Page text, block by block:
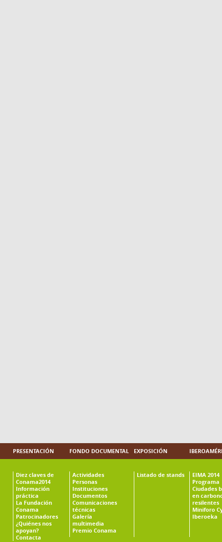
PRESENTACIÓN
Diez claves de
Conama2014
Información
práctica
La Fundación
Conama
Patrocinadores
¿Quiénes nos
apoyan?
Contacta
FONDO DOCUMENTAL
Actividades
Personas
Instituciones
Documentos
Comunicaciones
técnicas
Galería
multimedia
Premio Conama
EXPOSICIÓN
Listado de stands
EIMA 2014
Programa
Ciudades
en
resilentes
Miniforo
Iberoeka